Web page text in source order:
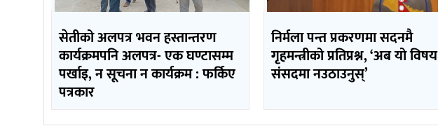
सेतीको अलपत्र भवन हस्तान्तरण
कार्यक्रमपनि अलपत्र- एक घण्टासम्म
पर्खाइ, न सूचना न कार्यक्रम : फर्किए
पत्रकार
निर्मला पन्त प्रकरणमा सदनमै
गृहमन्त्रीको प्रतिप्रश्न, ‘अब यो विषय
संसदमा नउठाउनुस्’